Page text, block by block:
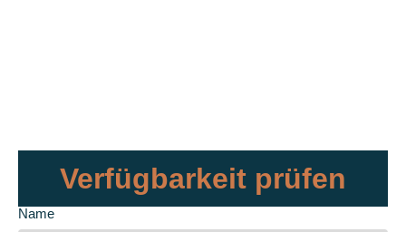
Verfügbarkeit prüfen
Name